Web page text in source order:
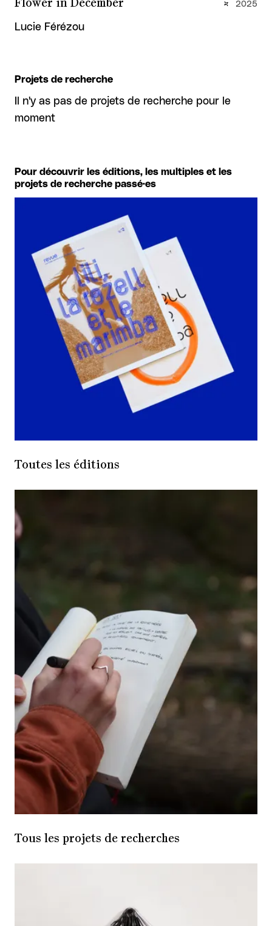
Flower in December
Lucie Férézou
2025
Projets de recherche
Il n'y as pas de projets de recherche pour le
moment
Pour découvrir les éditions, les multiples et les
projets de recherche passé·es
Toutes les éditions
Tous les projets de recherches